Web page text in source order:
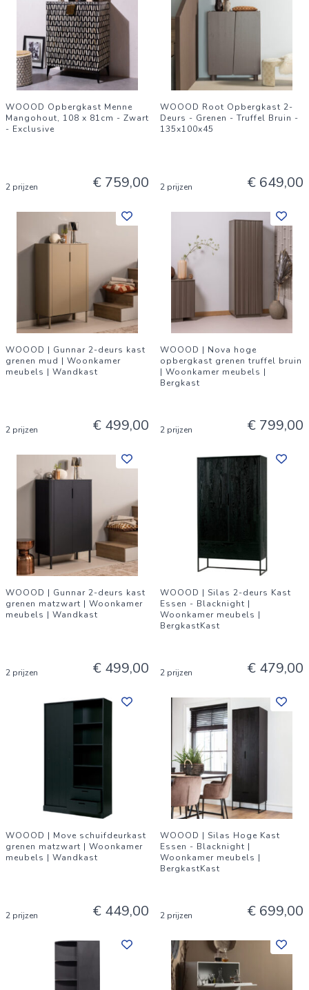
WOOOD Opbergkast Menne
Mangohout, 108 x 81cm - Zwart
- Exclusive
2 prijzen € 759,00
WOOOD Root Opbergkast 2-
Deurs - Grenen - Truffel Bruin -
135x100x45
2 prijzen € 649,00
WOOOD | Gunnar 2-deurs kast
grenen mud | Woonkamer
meubels | Wandkast
2 prijzen € 499,00
WOOOD | Nova hoge
opbergkast grenen truffel bruin
| Woonkamer meubels |
Bergkast
2 prijzen € 799,00
WOOOD | Gunnar 2-deurs kast
grenen matzwart | Woonkamer
meubels | Wandkast
2 prijzen € 499,00
WOOOD | Silas 2-deurs Kast
Essen - Blacknight |
Woonkamer meubels |
BergkastKast
2 prijzen € 479,00
WOOOD | Move schuifdeurkast
grenen matzwart | Woonkamer
meubels | Wandkast
2 prijzen € 449,00
WOOOD | Silas Hoge Kast
Essen - Blacknight |
Woonkamer meubels |
BergkastKast
2 prijzen € 699,00